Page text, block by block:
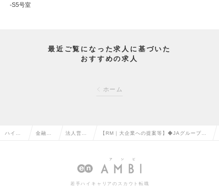
-S5号室
最近ご覧になった求人に基づいた
おすすめの求人
ホーム
ハイク 金融系 法人営業
の転職
【RM｜大企業への提案等】◆JAグループ／
宅勤務可能の求人情報
若手ハイキャリアのスカウト転職